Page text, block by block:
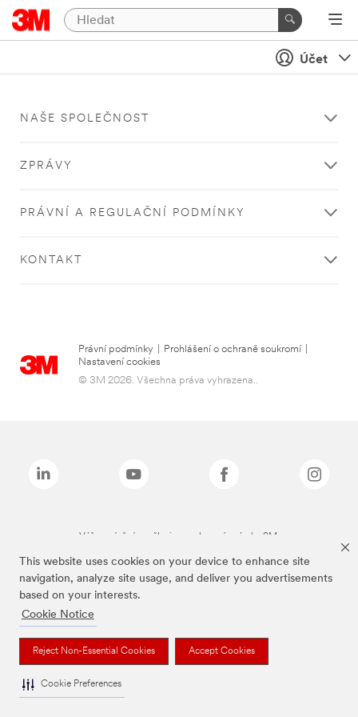
This website uses cookies on your device to enhance site
navigation, analyze site usage, and deliver you advertisements
based on your interests.
Cookie Notice
Reject Non-Essential Cookies Accept Cookies
Cookie Preferences
Účet
NAŠE SPOLEČNOST
ZPRÁVY
PRÁVNÍ A REGULAČNÍ PODMÍNKY
KONTAKT
Právní podmínky Prohlášení o ochraně soukromí
Nastavení cookies
© 3M 2026. Všechna práva vyhrazena..
Výše zmíněné značky jsou ochranné známky 3M.